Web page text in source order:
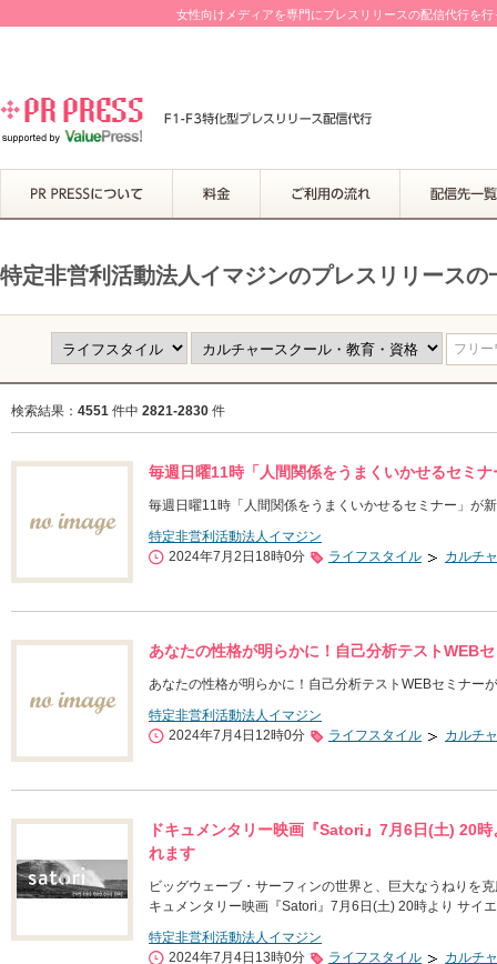
女性向けメディアを専門にプレスリリースの配信代行を
特定非営利活動法人イマジンのプレスリリースの
フリ
検索結果： 4551 件中 2821-2830 件
毎週日曜11時「人間関係をうまくいかせるセミ
毎週日曜11時「人間関係をうまくいかせるセミナー」が
特定非営利活動法人イマジン
2024年7月2日18時0分
ライフスタイル カルチ
あなたの性格が明らかに！自己分析テストWEB
あなたの性格が明らかに！自己分析テストWEBセミナー
特定非営利活動法人イマジン
2024年7月4日12時0分
ライフスタイル カルチ
ドキュメンタリー映画『Satori』7月6日(土) 20
れます
ビッグウェーブ・サーフィンの世界と、巨大なうねりを
キュメンタリー映画『Satori』7月6日(土) 20時より サイ
特定非営利活動法人イマジン
2024年7月4日13時0分
ライフスタイル カルチ